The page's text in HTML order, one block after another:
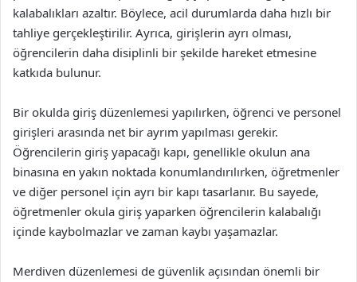
kalabalıkları azaltır. Böylece, acil durumlarda daha hızlı bir
tahliye gerçekleştirilir. Ayrıca, girişlerin ayrı olması,
öğrencilerin daha disiplinli bir şekilde hareket etmesine
katkıda bulunur.
Bir okulda giriş düzenlemesi yapılırken, öğrenci ve personel
girişleri arasında net bir ayrım yapılması gerekir.
Öğrencilerin giriş yapacağı kapı, genellikle okulun ana
binasına en yakın noktada konumlandırılırken, öğretmenler
ve diğer personel için ayrı bir kapı tasarlanır. Bu sayede,
öğretmenler okula giriş yaparken öğrencilerin kalabalığı
içinde kaybolmazlar ve zaman kaybı yaşamazlar.
Merdiven düzenlemesi de güvenlik açısından önemli bir